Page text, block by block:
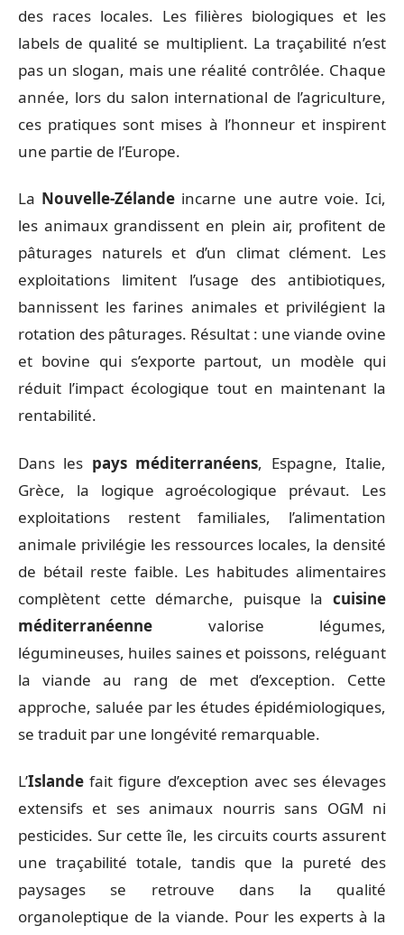
des races locales. Les filières biologiques et les
labels de qualité se multiplient. La traçabilité n’est
pas un slogan, mais une réalité contrôlée. Chaque
année, lors du salon international de l’agriculture,
ces pratiques sont mises à l’honneur et inspirent
une partie de l’Europe.
La Nouvelle-Zélande incarne une autre voie. Ici,
les animaux grandissent en plein air, profitent de
pâturages naturels et d’un climat clément. Les
exploitations limitent l’usage des antibiotiques,
bannissent les farines animales et privilégient la
rotation des pâturages. Résultat : une viande ovine
et bovine qui s’exporte partout, un modèle qui
réduit l’impact écologique tout en maintenant la
rentabilité.
Dans les pays méditerranéens, Espagne, Italie,
Grèce, la logique agroécologique prévaut. Les
exploitations restent familiales, l’alimentation
animale privilégie les ressources locales, la densité
de bétail reste faible. Les habitudes alimentaires
complètent cette démarche, puisque la cuisine
méditerranéenne valorise légumes,
légumineuses, huiles saines et poissons, reléguant
la viande au rang de met d’exception. Cette
approche, saluée par les études épidémiologiques,
se traduit par une longévité remarquable.
L’Islande fait figure d’exception avec ses élevages
extensifs et ses animaux nourris sans OGM ni
pesticides. Sur cette île, les circuits courts assurent
une traçabilité totale, tandis que la pureté des
paysages se retrouve dans la qualité
organoleptique de la viande. Pour les experts à la